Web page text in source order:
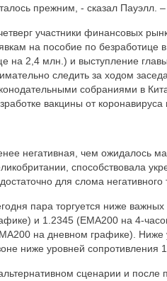
прежним, - сказал Пауэлл.
участники финансовых
на пособие по
на 2,4 млн.) и выступление
следить за ходом
собраниями в
вакцины от
негативная, чем ожидалось
способствовала
для слома
пара торгуется ниже
и 1.2345 (ЕМА200 на 4-
на дневном графике). Ниже
ниже уровней сопротивления
сценарии и